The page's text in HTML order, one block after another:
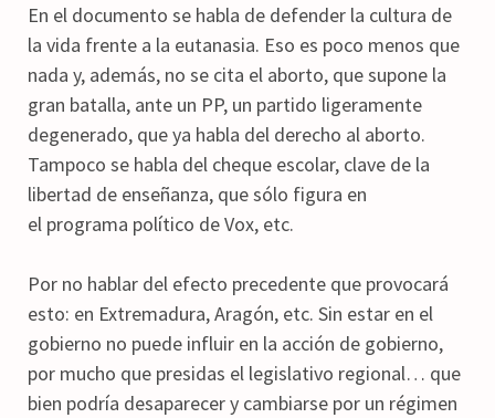
En el documento se habla de defender la cultura de
la vida frente a la eutanasia. Eso es poco menos que
nada y, además, no se cita el aborto, que supone la
gran batalla, ante un PP, un partido ligeramente
degenerado, que ya habla del derecho al aborto.
Tampoco se habla del cheque escolar, clave de la
libertad de enseñanza, que sólo figura en
el programa político de Vox, etc.
Por no hablar del efecto precedente que provocará
esto: en Extremadura, Aragón, etc. Sin estar en el
gobierno no puede influir en la acción de gobierno,
por mucho que presidas el legislativo regional… que
bien podría desaparecer y cambiarse por un régimen